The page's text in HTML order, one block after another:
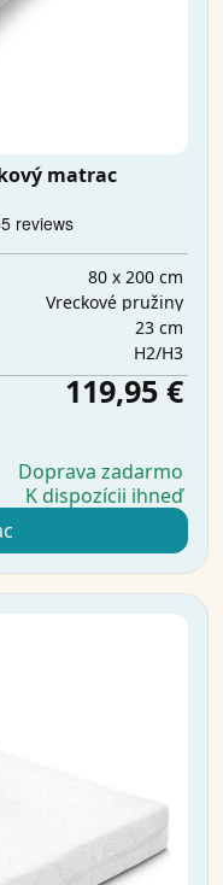
matrac
80 x 200 cm
Vreckové pružiny
23 cm
H2/H3
119,95 €
Doprava zadarmo
K dispozícii ihneď